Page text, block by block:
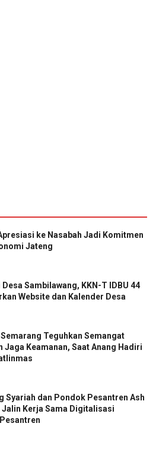
ke Nasabah Jadi Komitmen
Jateng
Sambilawang, KKN-T IDBU 44
Website dan Kalender Desa
Semarang Teguhkan Semangat
Jaga Keamanan, Saat Anang Hadiri
Syariah dan Pondok Pesantren Ash
Kerja Sama Digitalisasi